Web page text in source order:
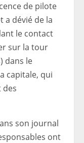
de pilote
a dévié de la
le contact
sur la tour
dans le
capitale, qui
des
son journal
ont